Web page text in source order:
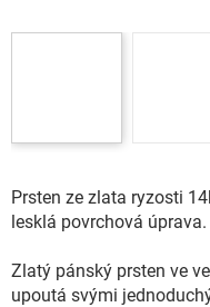
Prsten ze zlata ryzosti
lesklá povrchová úprava.
Zlatý pánský prsten ve
upoutá svými